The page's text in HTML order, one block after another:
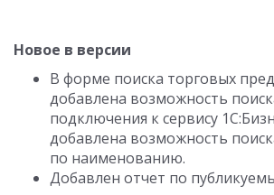
Новое в версии
В форме поиска торговых
добавлена возможность
подключения к сервису
добавлена возможность
по наименованию.
Добавлен отчет по